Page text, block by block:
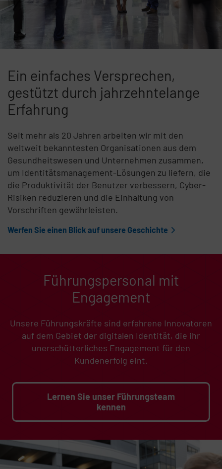
Ein einfaches Versprechen,
gestützt durch jahrzehntelange
Erfahrung
Seit mehr als 20 Jahren arbeiten wir mit den
weltweit bekanntesten Organisationen aus dem
Gesundheitswesen und Unternehmen zusammen,
um Identitätsmanagement-Lösungen zu liefern, die
die Produktivität der Benutzer verbessern, Cyber-
Risiken reduzieren und die Einhaltung von
Vorschriften gewährleisten.
Werfen Sie einen Blick auf unsere Geschichte
Führungspersonal mit
Engagement
Unsere Führungskräfte sind erfahrene Innovatoren
auf dem Gebiet der digitalen Identität, die ihr
unerschütterliches Engagement für den
Kundenerfolg eint.
Lernen Sie unser Führungsteam
kennen